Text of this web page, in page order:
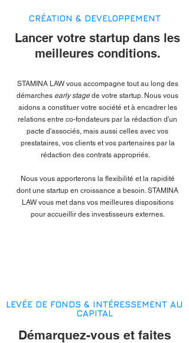
CRÉATION & DEVELOPPEMENT
Lancer votre startup dans les
meilleures conditions.
STAMINA LAW vous accompagne toutau long des
démarches early stage de votre startup. Nous vous
aidons a constituer votre société et à encadrer les
relations entre co-fondateurs par la rédaction d'un
pacte d'associés, mais aussi celles avec vos
prestataires, vos clients et vos partenaires par la
rédaction des contrats appropriés.
Nous vous apporterons la flexibilité et la rapidité
dont une startup en croissance a besoin. STAMINA
LAW vous met dans vos meilleures dispositions
pour accueillir des investisseurs externes.
LEVÉE DE FONDS & INTÉRESSEMENT AU
CAPITAL
Démarquez-vous et faites